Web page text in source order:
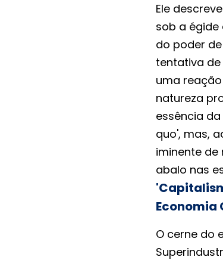
Ele
sob a égide
do poder
tentativa
uma
natureza
essência
quo', mas,
iminente
abalo nas
Economia
O cerne do